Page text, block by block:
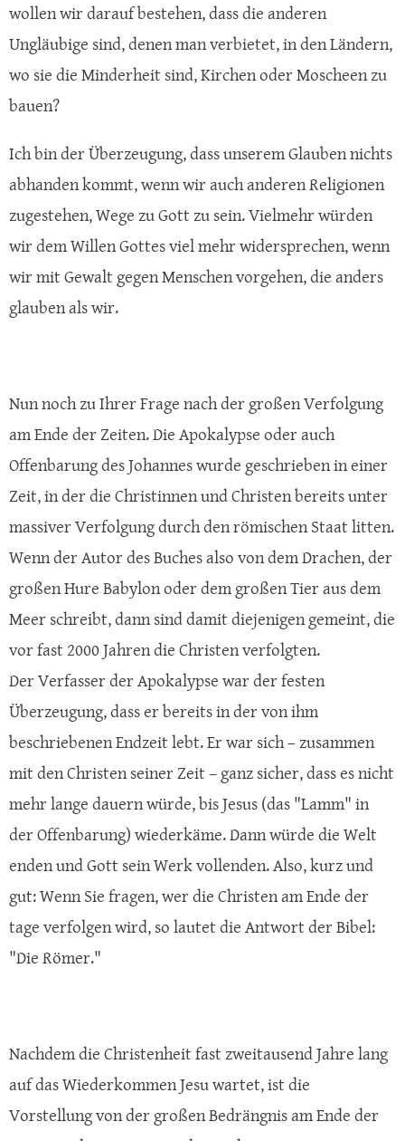
wollen wir darauf bestehen, dass die anderen
Ungläubige sind, denen man verbietet, in den Ländern,
wo sie die Minderheit sind, Kirchen oder Moscheen zu
bauen?
Ich bin der Überzeugung, dass unserem Glauben nichts
abhanden kommt, wenn wir auch anderen Religionen
zugestehen, Wege zu Gott zu sein. Vielmehr würden
wir dem Willen Gottes viel mehr widersprechen, wenn
wir mit Gewalt gegen Menschen vorgehen, die anders
glauben als wir.
Nun noch zu Ihrer Frage nach der großen Verfolgung
am Ende der Zeiten. Die Apokalypse oder auch
Offenbarung des Johannes wurde geschrieben in einer
Zeit, in der die Christinnen und Christen bereits unter
massiver Verfolgung durch den römischen Staat litten.
Wenn der Autor des Buches also von dem Drachen, der
großen Hure Babylon oder dem großen Tier aus dem
Meer schreibt, dann sind damit diejenigen gemeint, die
vor fast 2000 Jahren die Christen verfolgten.
Der Verfasser der Apokalypse war der festen
Überzeugung, dass er bereits in der von ihm
beschriebenen Endzeit lebt. Er war sich – zusammen
mit den Christen seiner Zeit – ganz sicher, dass es nicht
mehr lange dauern würde, bis Jesus (das "Lamm" in
der Offenbarung) wiederkäme. Dann würde die Welt
enden und Gott sein Werk vollenden. Also, kurz und
gut: Wenn Sie fragen, wer die Christen am Ende der
tage verfolgen wird, so lautet die Antwort der Bibel:
"Die Römer."
Nachdem die Christenheit fast zweitausend Jahre lang
auf das Wiederkommen Jesu wartet, ist die
Vorstellung von der großen Bedrängnis am Ende der